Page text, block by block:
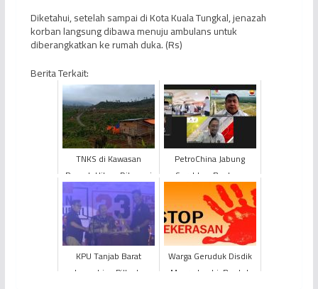
Diketahui, setelah sampai di Kota Kuala Tungkal, jenazah
korban langsung dibawa menuju ambulans untuk
diberangkatkan ke rumah duka. (Rs)
Berita Terkait:
TNKS di Kawasan
Rumah Hitam Dikuasai
Perambah
PetroChina Jabung
Serahkan Bantuan
Beasiswa kepada 992
Siswa Miskin dan
Berprestasi
KPU Tanjab Barat
Launching Pilkada
Warga Geruduk Disdik
Muaro Jambi, Buntut